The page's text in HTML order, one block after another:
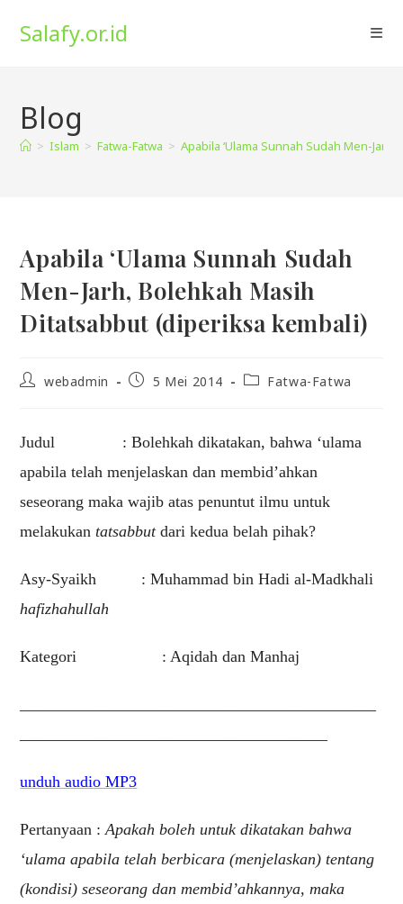
Salafy.or.id
Blog
> Islam > Fatwa-Fatwa > Apabila ‘Ulama Sunnah Sudah Men-
Apabila ‘Ulama Sunnah Sudah
Men-Jarh, Bolehkah Masih
Ditatsabbut (diperiksa kembali)
Postwebadmin
Post5 Mei 2014
PostFatwa-Fatwa
Judul : Bolehkah dikatakan, bahwa ‘ulama
apabila telah menjelaskan dan membid’ahkan
seseorang maka wajib atas penuntut ilmu untuk
melakukantatsabbutdari kedua belah pihak?
Asy-Syaikh : Muhammad bin Hadi al-Madkhali
hafizhahullah
Kategori : Aqidah dan Manhaj
unduh audio MP3
Pertanyaan :Apakah boleh untuk dikatakan bahwa
‘ulama apabila telah berbicara (menjelaskan) tentang
(kondisi) seseorang dan membid’ahkannya, maka